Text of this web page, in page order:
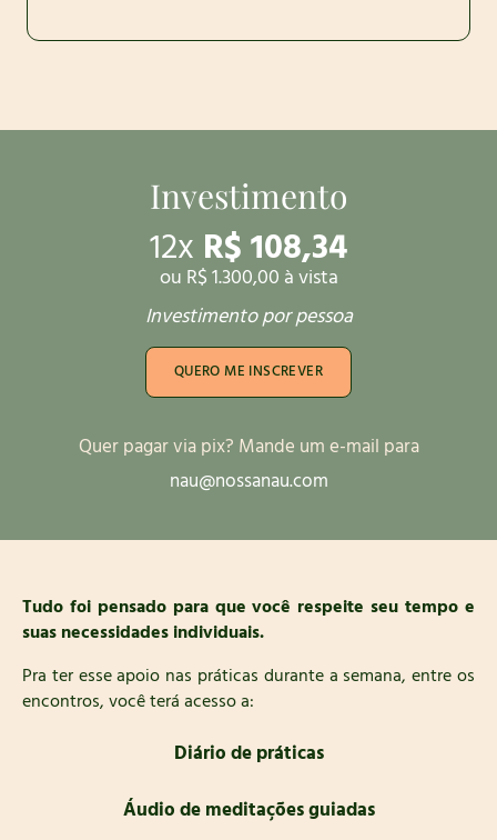
Investimento
12x R$ 108,34
ou R$ 1.300,00 à vista
Investimento por pessoa
QUERO ME INSCREVER
Quer pagar via pix? Mande um e-mail para
nau@nossanau.com
Tudo foi pensado para que você respeite seu tempo e
suas necessidades individuais.
Pra ter esse apoio nas práticas durante a semana, entre os
encontros, você terá acesso a:
Diário de práticas
Áudio de meditações guiadas